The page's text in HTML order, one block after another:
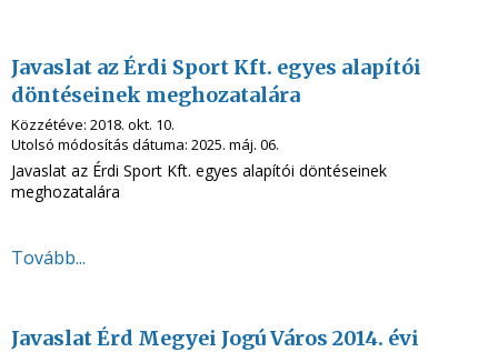
Javaslat az Érdi Sport Kft. egyes alapítói
döntéseinek meghozatalára
Közzétéve: 2018. okt. 10.
Utolsó módosítás dátuma: 2025. máj. 06.
Javaslat az Érdi Sport Kft. egyes alapítói döntéseinek
meghozatalára
Tovább...
Javaslat Érd Megyei Jogú Város 2014. évi